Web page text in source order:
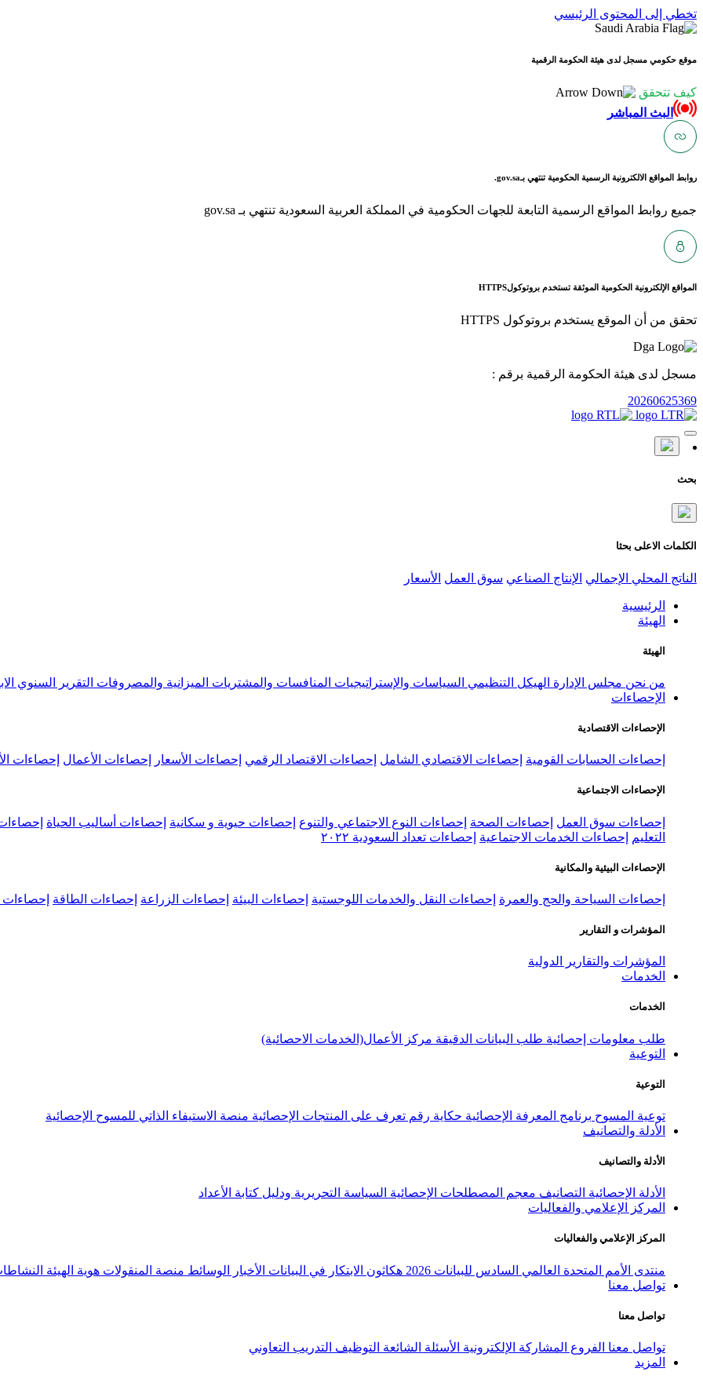
تخطي إلى المحتوى الرئيسي
موقع حكومي مسجل لدى هيئة الحكومة الرقمية
كيف تتحقق
البث المباشر
روابط المواقع الالكترونية الرسمية الحكومية تنتهي بـgov.sa.
جميع روابط المواقع الرسمية التابعة للجهات الحكومية في المملكة العربية السعودية تنتهي بـ gov.sa
المواقع الإلكترونية الحكومية الموثقة تستخدم بروتوكولHTTPS
تحقق من أن الموقع يستخدم بروتوكول HTTPS
مسجل لدى هيئة الحكومة الرقمية برقم :
20260625369
بحث
الكلمات الاعلى بحثا
الناتج المحلي الإجمالي الإنتاج الصناعي سوق العمل الأسعار
الرئيسية
الهيئة
الهيئة
من نحن مجلس الإدارة الهيكل التنظيمي السياسات والإستراتيجيات المنافسات والمشتريات الميزانية والمصروفات التقرير السنوي
الإحصاءات
الإحصاءات الاقتصادية
إحصاءات الحسابات القومية إحصاءات الاقتصادي الشامل إحصاءات الاقتصاد الرقمي إحصاءات الأسعار إحصاءات الأعمال إحصاءات
الإحصاءات الاجتماعية
إحصاءات سوق العمل إحصاءات الصحة إحصاءات النوع الاجتماعي والتنوع إحصاءات حيوية و سكانية إحصاءات أساليب الحياة
التعليم
إحصاءات الخدمات الاجتماعية إحصاءات تعداد السعودية ٢٠٢٢
الإحصاءات البيئية والمكانية
إحصاءات السياحة والحج والعمرة إحصاءات النقل والخدمات اللوجستية إحصاءات البيئة إحصاءات الزراعة إحصاءات الطاقة إحصاءات
المؤشرات و التقارير
المؤشرات والتقارير الدولية
الخدمات
الخدمات
طلب معلومات إحصائية طلب البيانات الدقيقة مركز الأعمال(الخدمات الاحصائية)
التوعية
التوعية
توعية المسوح برنامج المعرفة الإحصائية حكاية رقم تعرف على المنتجات الإحصائية منصة الاستيفاء الذاتي للمسوح الإحصائية
الأدلة والتصانيف
الأدلة والتصانيف
الأدلة الإحصائية التصانيف معجم المصطلحات الإحصائية السياسة التحريرية ودليل كتابة الأعداد
المركز الإعلامي والفعاليات
المركز الإعلامي والفعاليات
منتدى الأمم المتحدة العالمي السادس للبيانات 2026 هكاثون الابتكار في البيانات الأخبار الوسائط منصة المنقولات هوية الهيئة
تواصل معنا
تواصل معنا
تواصل معنا الفروع المشاركة الإلكترونية الأسئلة الشائعة التوظيف التدريب التعاوني
المزيد